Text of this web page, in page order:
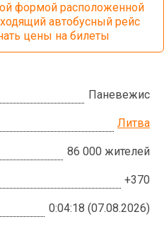
формой расположенной
автобусный рейс
цены на билеты
Паневежис
Литва
86 000 жителей
+370
0:04:19 (07.08.2026)